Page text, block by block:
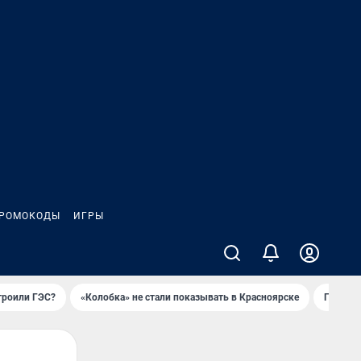
ИГРЫ
ГЭС? «Колобка» не стали показывать в Красноярске Гриль-